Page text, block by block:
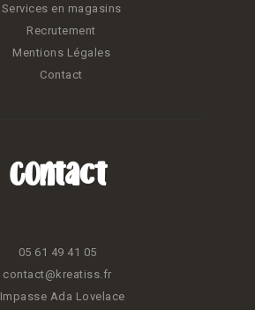
Services en magasins
Recrutement
Mentions Légales
Contact
Contact
05 61 49 41 05
contact@kreatiss.fr
Ada Lovelace